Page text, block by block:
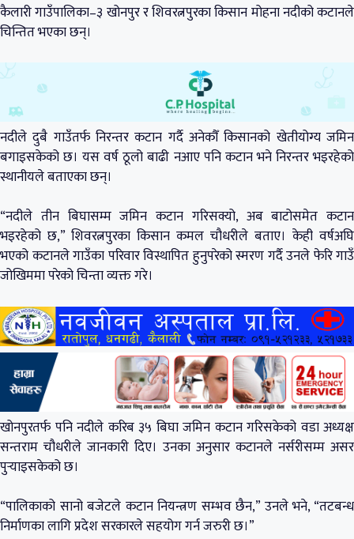
कैलारी गाउँपालिका–३ खोनपुर र शिवरत्नपुरका किसान मोहना नदीको कटानले
चिन्तित भएका छन्।
नदीले दुबै गाउँतर्फ निरन्तर कटान गर्दै अनेकौँ किसानको खेतीयोग्य जमिन
बगाइसकेको छ। यस वर्ष ठूलो बाढी नआए पनि कटान भने निरन्तर भइरहेको
स्थानीयले बताएका छन्।
“नदीले तीन बिघासम्म जमिन कटान गरिसक्यो, अब बाटोसमेत कटान
भइरहेको छ,” शिवरत्नपुरका किसान कमल चौधरीले बताए। केही वर्षअघि
भएको कटानले गाउँका परिवार विस्थापित हुनुपरेको स्मरण गर्दै उनले फेरि गाउँ
जोखिममा परेको चिन्ता व्यक्त गरे।
खोनपुरतर्फ पनि नदीले करिब ३५ बिघा जमिन कटान गरिसकेको वडा अध्यक्ष
सन्तराम चौधरीले जानकारी दिए। उनका अनुसार कटानले नर्सरीसम्म असर
पुर्‍याइसकेको छ।
“पालिकाको सानो बजेटले कटान नियन्त्रण सम्भव छैन,” उनले भने, “तटबन्ध
निर्माणका लागि प्रदेश सरकारले सहयोग गर्न जरुरी छ।”